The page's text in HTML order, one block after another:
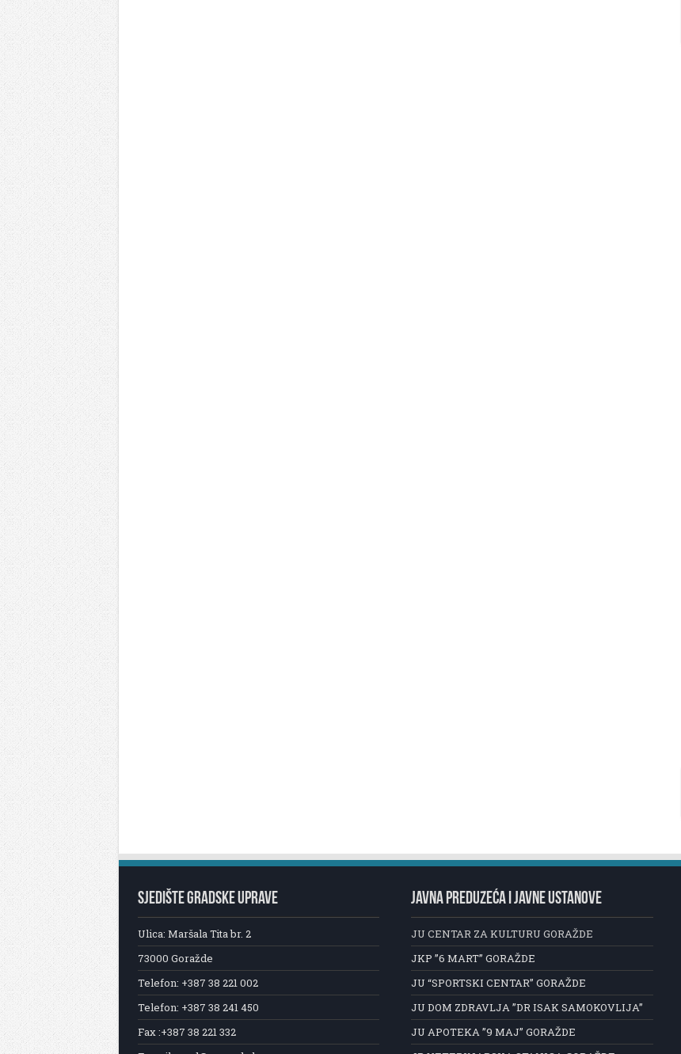
SJEDIŠTE GRADSKE UPRAVE
Ulica: Maršala Tita br. 2
73000 Goražde
Telefon: +387 38 221 002
Telefon: +387 38 241 450
Fax :+387 38 221 332
JAVNA PREDUZEĆA I JAVNE USTANOVE
JU CENTAR ZA KULTURU GORAŽDE
JKP ”6 MART” GORAŽDE
JU “SPORTSKI CENTAR” GORAŽDE
JU DOM ZDRAVLJA ”DR ISAK SAMOKOVLIJA”
JU APOTEKA ”9 MAJ” GORAŽDE